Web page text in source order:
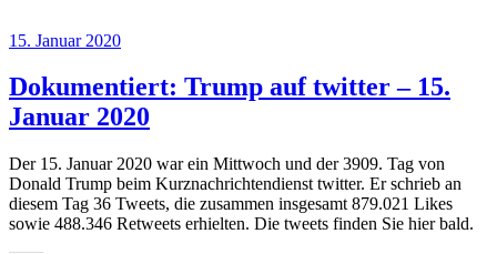
Veröffentlicht
15. Januar 2020
Dokumentiert: Trump auf twitter – 15.
Januar 2020
Der 15. Januar 2020 war ein Mittwoch und der 3909. Tag von
Donald Trump beim Kurznachrichtendienst twitter. Er schrieb an
diesem Tag 36 Tweets, die zusammen insgesamt 879.021 Likes
sowie 488.346 Retweets erhielten. Die tweets finden Sie hier bald.